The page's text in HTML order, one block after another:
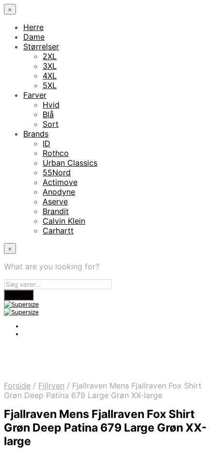
×
Herre
Dame
Størrelser
2XL
3XL
4XL
5XL
Farver
Hvid
Blå
Sort
Brands
ID
Rothco
Urban Classics
55Nord
Actimove
Anodyne
Aserve
Brandit
Calvin Klein
Carhartt
×
What are you looking for?
Forside / Fjllrven / Fjallraven Mens Fjallraven Fox Shirt
Grøn Deep Patina 679 Large Grøn XX-large
Fjallraven Mens Fjallraven Fox Shirt
Grøn Deep Patina 679 Large Grøn XX-
large